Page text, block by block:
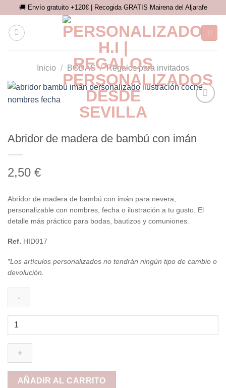
Saltar
contenido
🚚 Envío gratuito +120€ | Recogida GRATIS Mairena del Aljarafe
Inicio / BODAS / Regalos para invitados
Abridor de madera de bambú con imán
2,50 €
Abridor de madera de bambú con imán para nevera,
personalizable con nombres, fecha o ilustración a tu gusto. El
detalle más práctico para bodas, bautizos y comuniones.
Ref. HID017
*Los artículos personalizados no tendrán ningún tipo de cambio o
devolución.
Abridor
madera
conAÑADIR AL CARRITO